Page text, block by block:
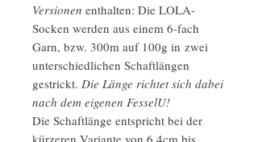
Versionen enthalten: Die LOLA-
Socken werden aus einem 6-fach
Garn, bzw. 300m auf 100g in zwei
unterschiedlichen Schaftlängen
gestrickt. Die Länge richtet sich dabei
nach dem eigenen FesselU!
Die Schaftlänge entspricht bei der
kürzeren Variante von 6,4cm bis